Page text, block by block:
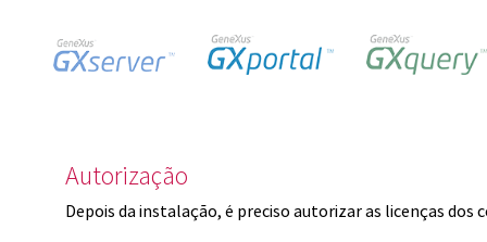
Autorização
Depois da instalação, é preciso autorizar as licenças dos